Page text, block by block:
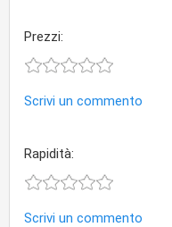
Prezzi:
Scrivi un commento
Rapidità:
Scrivi un commento